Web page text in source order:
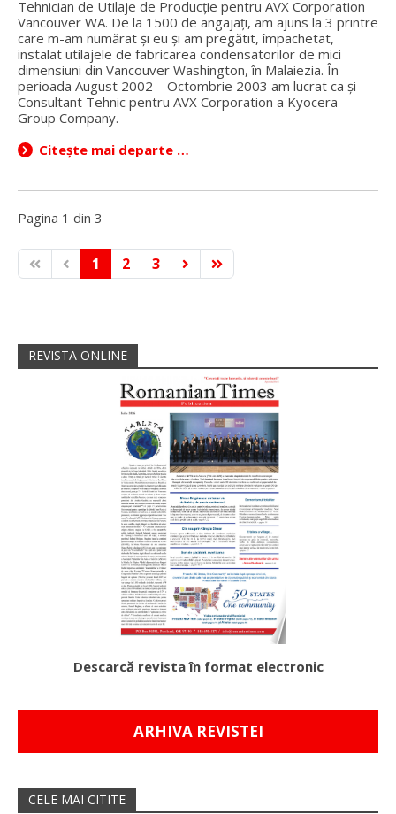
Tehnician de Utilaje de Producție pentru AVX Corporation
Vancouver WA. De la 1500 de angajați, am ajuns la 3 printre
care m-am numărat și eu și am pregătit, împachetat,
instalat utilajele de fabricarea condensatorilor de mici
dimensiuni din Vancouver Washington, în Malaiezia. În
perioada August 2002 – Octombrie 2003 am lucrat ca și
Consultant Tehnic pentru AVX Corporation a Kyocera
Group Company.
Citește mai departe …
Pagina 1 din 3
1 2 3
REVISTA ONLINE
Descarcă revista în format electronic
ARHIVA REVISTEI
CELE MAI CITITE